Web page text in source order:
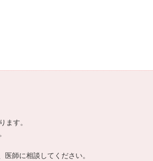
す。
師に相談してください。